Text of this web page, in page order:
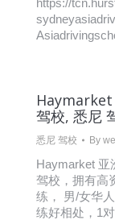
https://
Haymarket
驾校, 悉尼
悉尼 驾校 By
Haymarket 亚
驾校，拥有高
练， 男/女华
练好相处，1